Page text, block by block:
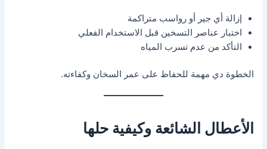
إزالة أي جير أو رواسب متراكمة
اختبار عناصر التسخين قبل الاستخدام الفعلي
التأكد من عدم تسرب المياه
الخطوة دي مهمة للحفاظ على عمر السخان وكفاءته.
الأعطال الشائعة وكيفية حلها